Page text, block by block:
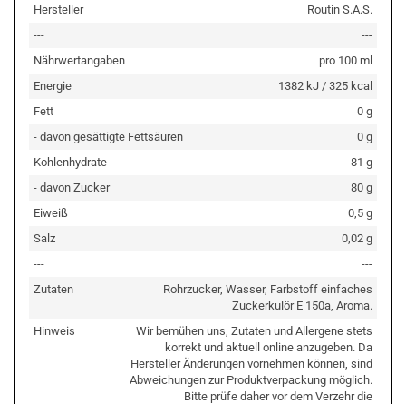
Hersteller
Routin S.A.S.
---
---
Nährwertangaben
pro 100 ml
Energie
1382 kJ / 325 kcal
Fett
0 g
- davon gesättigte Fettsäuren
0 g
Kohlenhydrate
81 g
- davon Zucker
80 g
Eiweiß
0,5 g
Salz
0,02 g
---
---
Zutaten
Rohrzucker, Wasser, Farbstoff einfaches
Zuckerkulör E 150a, Aroma.
Hinweis
Wir bemühen uns, Zutaten und Allergene stets
korrekt und aktuell online anzugeben. Da
Hersteller Änderungen vornehmen können, sind
Abweichungen zur Produktverpackung möglich.
Bitte prüfe daher vor dem Verzehr die